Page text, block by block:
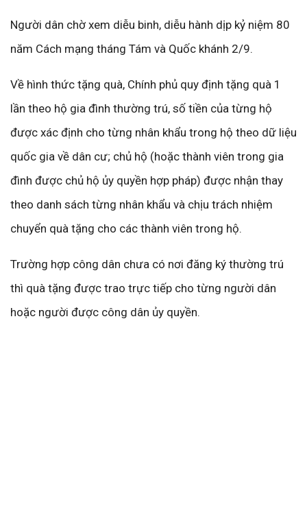
Người dân chờ xem diễu binh, diễu hành dịp kỷ niệm 80
năm Cách mạng tháng Tám và Quốc khánh 2/9.
Về hình thức tặng quà, Chính phủ quy định tặng quà 1
lần theo hộ gia đình thường trú, số tiền của từng hộ
được xác định cho từng nhân khẩu trong hộ theo dữ liệu
quốc gia về dân cư; chủ hộ (hoặc thành viên trong gia
đình được chủ hộ ủy quyền hợp pháp) được nhận thay
theo danh sách từng nhân khẩu và chịu trách nhiệm
chuyển quà tặng cho các thành viên trong hộ.
Trường hợp công dân chưa có nơi đăng ký thường trú
thì quà tặng được trao trực tiếp cho từng người dân
hoặc người được công dân ủy quyền.